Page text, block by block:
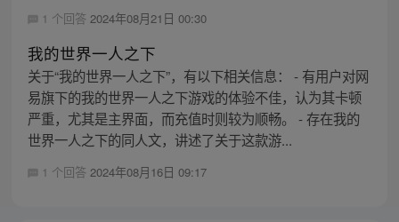
1 个回答 2024年08月21日 00:30
我的世界一人之下
关于“我的世界一人之下”，有以下相关信息： - 有用户对网
易旗下的我的世界一人之下游戏的体验不佳，认为其卡顿
严重，尤其是主界面，而充值时则较为顺畅。 - 存在我的
世界一人之下的同人文，讲述了关于这款游...
1 个回答 2024年08月16日 09:17